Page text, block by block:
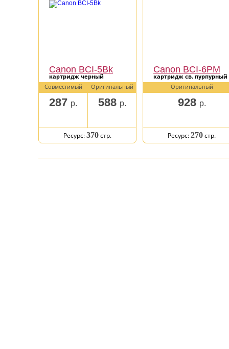
Canon BCI-5Bk
картридж черный
Совместимый
287 р.
Оригинальный
588 р.
Ресурс:370стр.
Canon BCI-6PM
картридж св. пурпурный
Оригинальный
928 р.
Ресурс:270стр.